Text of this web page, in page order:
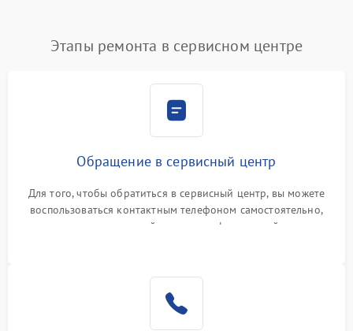
Этапы ремонта в сервисном центре
Обращение в сервисный центр
Для того, чтобы обратиться в сервисный центр, вы можете
воспользоваться контактным телефоном самостоятельно,
или оставить свой номер телефона на сайте